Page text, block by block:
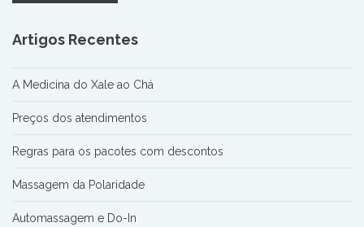
Artigos Recentes
A Medicina do Xale ao Chá
Preços dos atendimentos
Regras para os pacotes com descontos
Massagem da Polaridade
Automassagem e Do-In